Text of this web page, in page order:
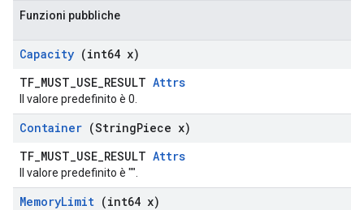
Funzioni pubbliche
Capacity (int64 x)
TF_MUST_USE_RESULT Attrs
Il valore predefinito è 0.
Container (StringPiece x)
TF_MUST_USE_RESULT Attrs
Il valore predefinito è "".
MemoryLimit (int64 x)